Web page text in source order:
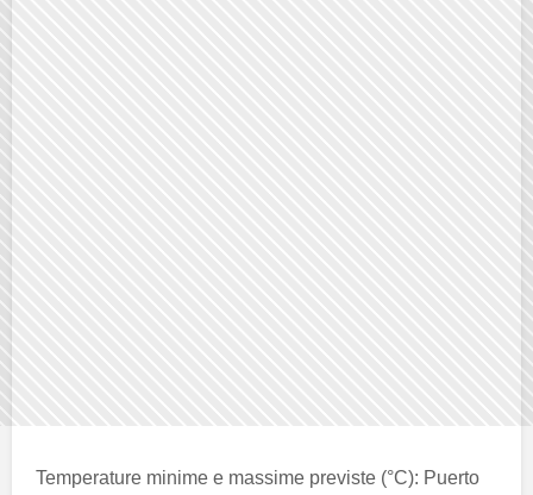
Temperature minime e massime previste (°C): Puerto